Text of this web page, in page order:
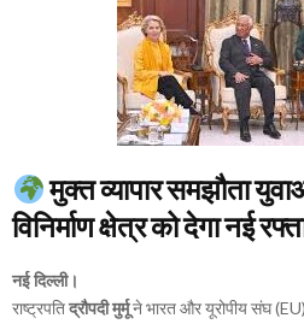
मुक्त व्यापार समझौता
विनिर्माण क्षेत्र को देगा नई
नई दिल्ली।
राष्ट्रपतिद्रौपदी मुर्मूने भारत और यूरोपीय संघ